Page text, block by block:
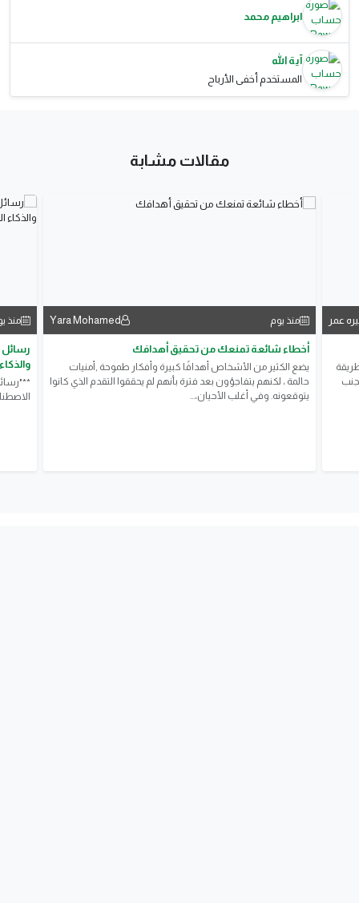
ابراهيم محمد
آية الله
المستخدم أخفى الأرباح
مقالات مشابة
عمر منذ يوم Yara Mohamed
أخطاء شائعة تمنعك من تحقيق أهدافك
يضع الكثير من الأشخاص أهدافًا كبيرة وأفكار طموحة ,أمنيات
حالمة ، لكنهم يتفاجؤون بعد فترة بأنهم لم يحققوا التقدم الذي كانوا
يتوقعونه. وفي أغلب الأحيان،...
منذ
رسائل